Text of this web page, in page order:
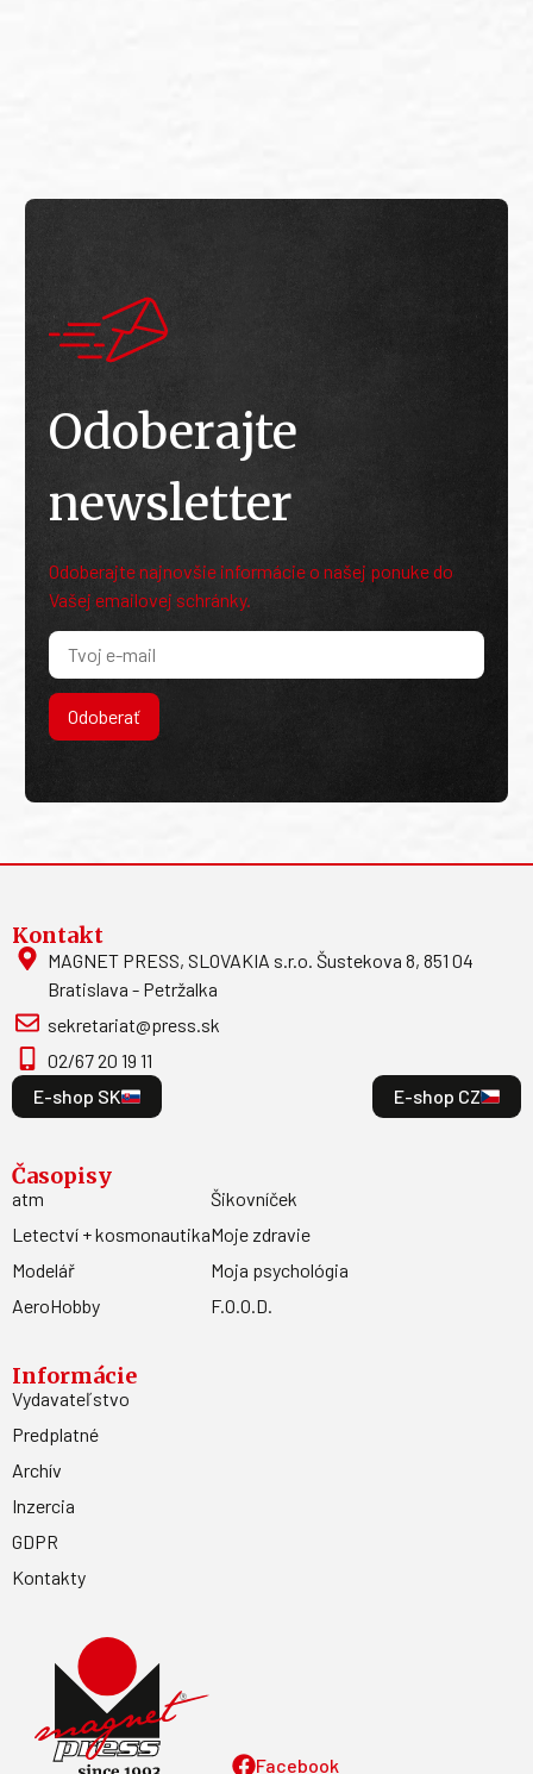
Odoberajte
newsletter
Odoberajte najnovšie informácie o našej ponuke do
Vašej emailovej schránky.
Odoberať
Facebook
Kontakt
MAGNET PRESS, SLOVAKIA s.r.o. Šustekova 8, 851 04
Bratislava - Petržalka
sekretariat@press.sk
02/67 20 19 11
E-shop SK
E-shop CZ
Časopisy
atm
Letectví + kosmonautika
Modelář
AeroHobby
Šikovníček
Moje zdravie
Moja psychológia
F.O.O.D.
Informácie
Vydavateľstvo
Predplatné
Archív
Inzercia
GDPR
Kontakty